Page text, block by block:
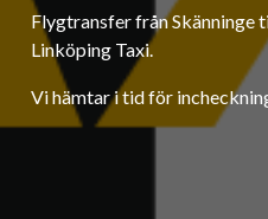
Flygtransfer från Skänninge
Linköping Taxi.
Vi hämtar i tid för